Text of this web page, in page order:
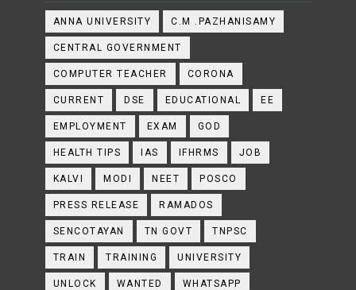
ANNA UNIVERSITY C.M .PAZHANISAMY
CENTRAL GOVERNMENT
COMPUTER TEACHER CORONA
CURRENT DSE EDUCATIONAL EE
EMPLOYMENT EXAM GOD
HEALTH TIPS IAS IFHRMS JOB
KALVI MODI NEET POSCO
PRESS RELEASE RAMADOS
SENCOTAYAN TN GOVT TNPSC
TRAIN TRAINING UNIVERSITY
UNLOCK WANTED WHATSAPP